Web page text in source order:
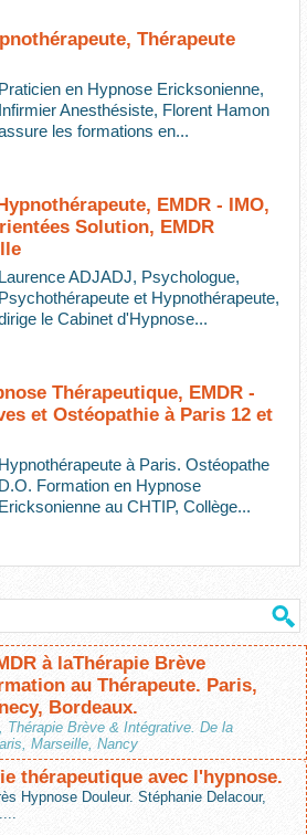
Thérapeute
Praticien en Hypnose Ericksonienne,
Infirmier Anesthésiste, Florent Hamon
les formations en...
EMDR - IMO,
Solution, EMDR
Laurence ADJADJ, Psychologue,
Psychothérapeute et Hypnothérapeute,
le Cabinet d'Hypnose...
Thérapeutique, EMDR -
et Ostéopathie à Paris 12 et
Hypnothérapeute à Paris. Ostéopathe
D.O. Formation en Hypnose
Ericksonienne au CHTIP, Collège...
à laThérapie Brève
au Thérapeute. Paris,
Bordeaux.
Thérapie Brève & Intégrative. De la
Marseille, Nancy
thérapeutique avec l'hypnose.
Hypnose Douleur. Stéphanie Delacour,